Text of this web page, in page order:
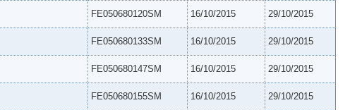
FE050680120SM 16/10/2015 29/10/2015
FE050680133SM 16/10/2015 29/10/2015
FE050680147SM 16/10/2015 29/10/2015
FE050680155SM 16/10/2015 29/10/2015